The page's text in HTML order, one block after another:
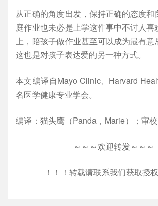
从正确的角度出发，保持正确的态度和
庭作业也未必是上学这件事中不讨人喜
上，陪孩子做作业甚至可以成为最有
这也是对孩子表达爱的另一种方式。
本文编译自Mayo Clinic、Harvard
名医学健康专业学会。
编译：猫头鹰（Panda，Marie）；审
～～～欢迎转发～～～
！！！转载请联系我们获取授